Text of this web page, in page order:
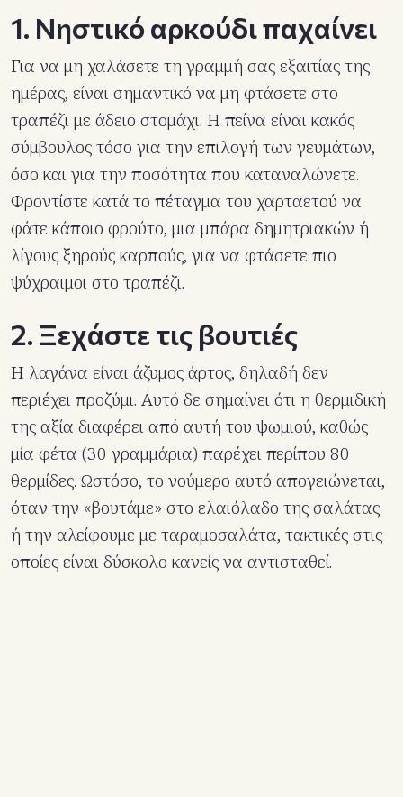
1. Νηστικό αρκούδι παχαίνει
Για να μη χαλάσετε τη γραμμή σας εξαιτίας της
ημέρας, είναι σημαντικό να μη φτάσετε στο
τραπέζι με άδειο στομάχι. Η πείνα είναι κακός
σύμβουλος τόσο για την επιλογή των γευμάτων,
όσο και για την ποσότητα που καταναλώνετε.
Φροντίστε κατά το πέταγμα του χαρταετού να
φάτε κάποιο φρούτο, μια μπάρα δημητριακών ή
λίγους ξηρούς καρπούς, για να φτάσετε πιο
ψύχραιμοι στο τραπέζι.
2. Ξεχάστε τις βουτιές
Η λαγάνα είναι άζυμος άρτος, δηλαδή δεν
περιέχει προζύμι. Αυτό δε σημαίνει ότι η θερμιδική
της αξία διαφέρει από αυτή του ψωμιού, καθώς
μία φέτα (30 γραμμάρια) παρέχει περίπου 80
θερμίδες. Ωστόσο, το νούμερο αυτό απογειώνεται,
όταν την «βουτάμε» στο ελαιόλαδο της σαλάτας
ή την αλείφουμε με ταραμοσαλάτα, τακτικές στις
οποίες είναι δύσκολο κανείς να αντισταθεί.